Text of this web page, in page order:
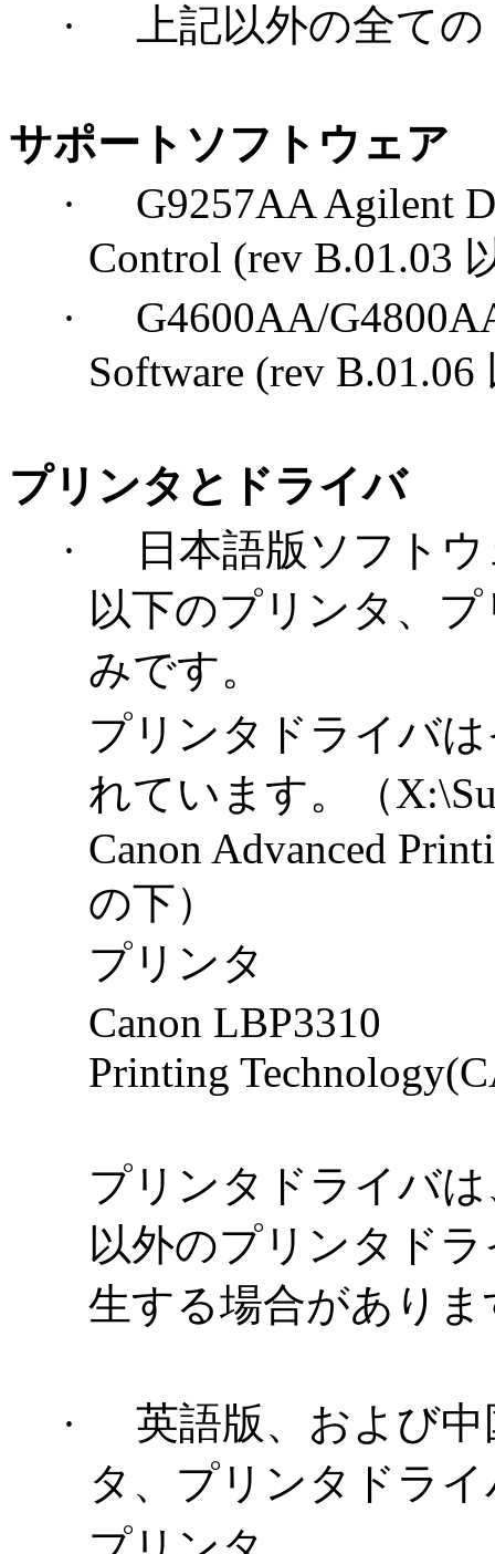
·
上記以外の全て
サポートソフトウェア
·
G9257AA Agilent
Control (rev B.01.03
·
G4600AA/
Software (rev B.01.06
プリンタとドライバ
·
日本語版ソフト
以下のプリンタ、
みです。
プリンタドライバ
れています。（
Canon Advanced
の下）
プリンタ
Canon LBP3310
Printing
プリンタドライバ
以外のプリンタド
生する場合がありま
·
英語版、および
タ、プリンタドラ